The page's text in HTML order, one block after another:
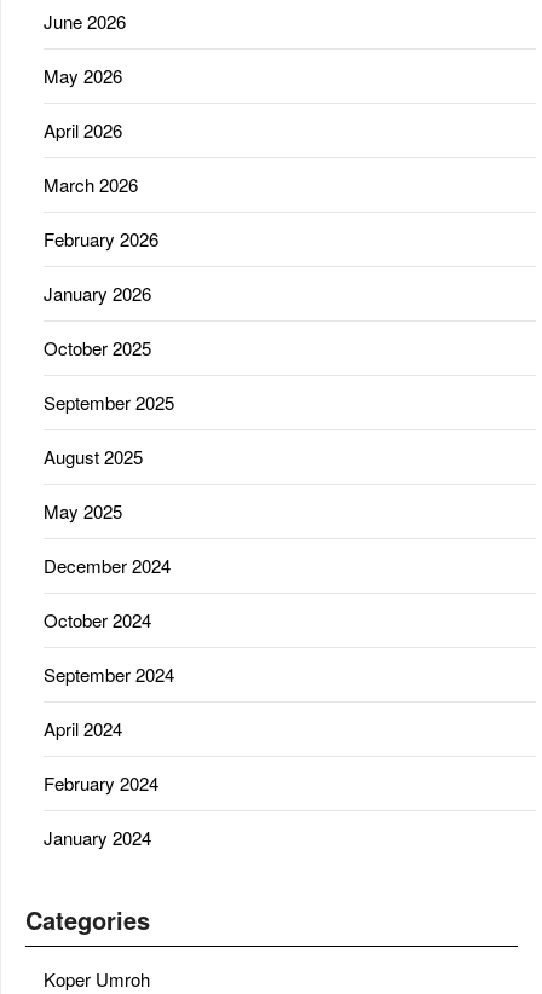
June 2026
May 2026
April 2026
March 2026
February 2026
January 2026
October 2025
September 2025
August 2025
May 2025
December 2024
October 2024
September 2024
April 2024
February 2024
January 2024
Categories
Koper Umroh